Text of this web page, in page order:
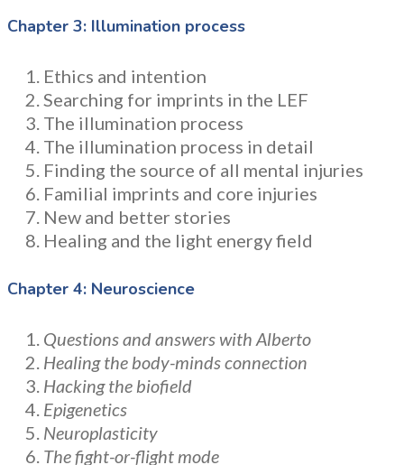
Chapter 3: Illumination process
Ethics and intention
Searching for imprints in the LEF
The illumination process
The illumination process in detail
Finding the source of all mental injuries
Familial imprints and core injuries
New and better stories
Healing and the light energy field
Chapter 4: Neuroscience
Questions and answers with Alberto
Healing the body-minds connection
Hacking the biofield
Epigenetics
Neuroplasticity
The fight-or-flight mode